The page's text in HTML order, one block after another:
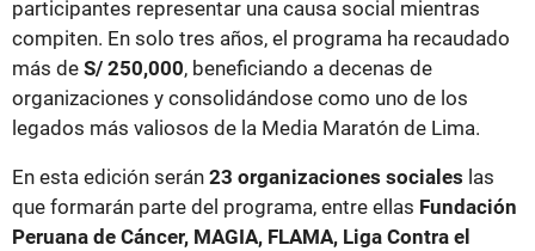
participantes representar una causa social mientras
compiten. En solo tres años, el programa ha recaudado
más de S/ 250,000, beneficiando a decenas de
organizaciones y consolidándose como uno de los
legados más valiosos de la Media Maratón de Lima.
En esta edición serán 23 organizaciones sociales las
que formarán parte del programa, entre ellas Fundación
Peruana de Cáncer, MAGIA, FLAMA, Liga Contra el